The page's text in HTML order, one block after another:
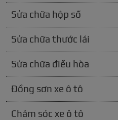
Sửa chữa hộp số
Sửa chữa thước lái
Sửa chữa điều hòa
Đồng sơn xe ô tô
Chăm sóc xe ô tô